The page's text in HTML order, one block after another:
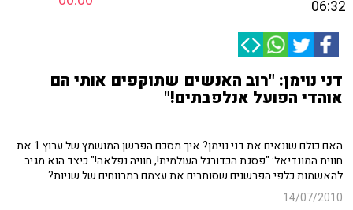
06:32
דני נוימן: "רוב האנשים שתוקפים אותי הם
אוהדי הפועל אנלפבתים!"
האם כולם שונאים את דני נוימן? איך מסכם הפרשן המושמץ של ערוץ 1 את
חווית המונדיאל: "פסגת הכדורגל העולמית!, חוויה נפלאה!" כיצד הוא מגיב
להאשמות כלפי הפרשנים שסותרים את עצמם במרווחים של שניות?
14/07/2010